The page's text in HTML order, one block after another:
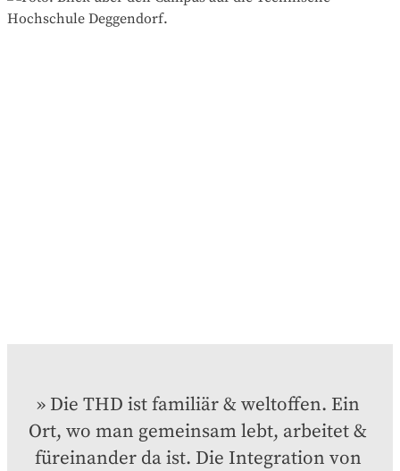
Die THD ist familiär & weltoffen. Ein
Ort, wo man gemeinsam lebt, arbeitet &
füreinander da ist. Die Integration von